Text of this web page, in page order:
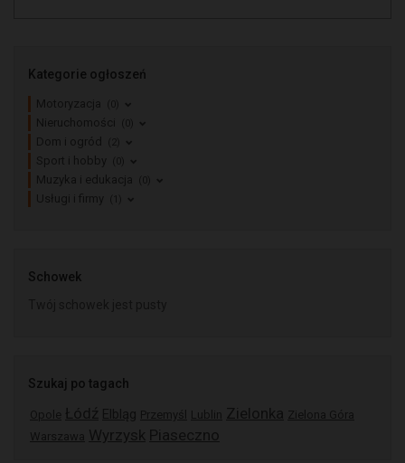
Kategorie ogłoszeń
Motoryzacja (0)
Nieruchomości (0)
Dom i ogród (2)
Sport i hobby (0)
Muzyka i edukacja (0)
Usługi i firmy (1)
Schowek
Szukaj po tagach
Opole Łódź Elbląg Przemyśl Lublin Zielonka Zielona Góra
Warszawa Wyrzysk Piaseczno